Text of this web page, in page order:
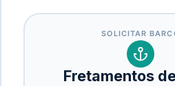
SOLICITAR
Fretamentos